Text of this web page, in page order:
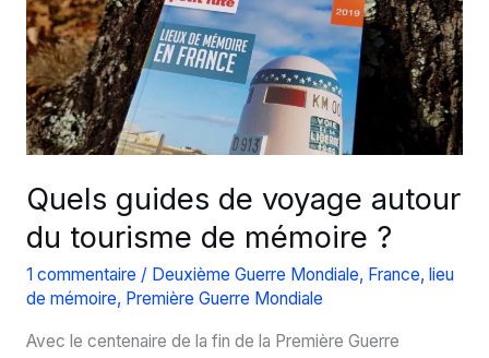
Douaumont
Quels guides de voyage autour
du tourisme de mémoire ?
1 commentaire / Deuxième Guerre Mondiale, France, lieu
de mémoire, Première Guerre Mondiale
Avec le centenaire de la fin de la Première Guerre